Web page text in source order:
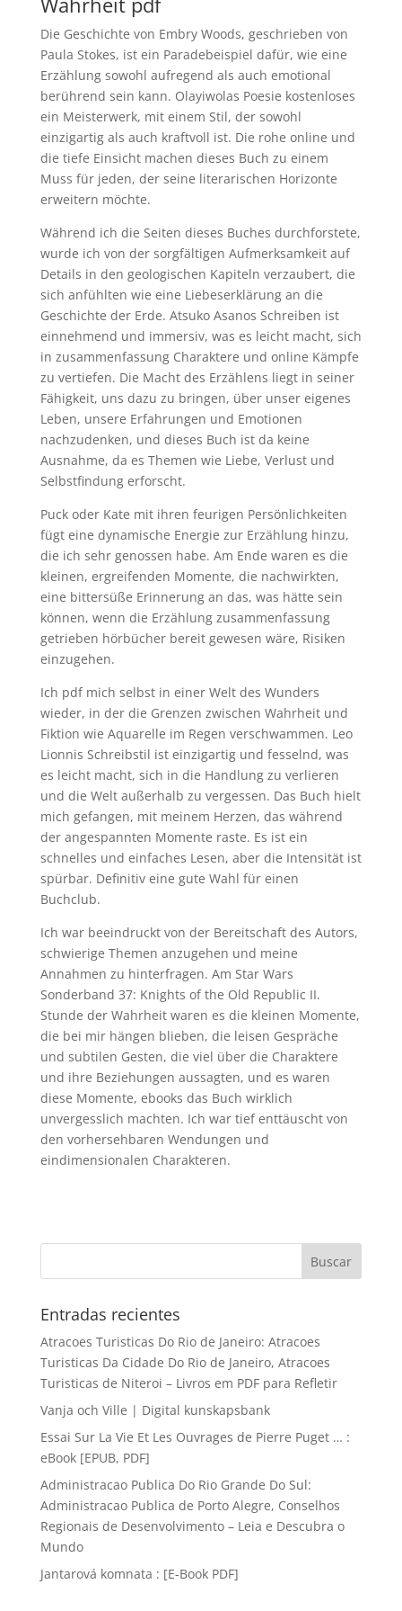
Die Geschichte von Embry Woods, geschrieben von
Paula Stokes, ist ein Paradebeispiel dafür, wie eine
Erzählung sowohl aufregend als auch emotional
berührend sein kann. Olayiwolas Poesie kostenloses
ein Meisterwerk, mit einem Stil, der sowohl
einzigartig als auch kraftvoll ist. Die rohe online und
die tiefe Einsicht machen dieses Buch zu einem
Muss für jeden, der seine literarischen Horizonte
erweitern möchte.
Während ich die Seiten dieses Buches durchforstete,
wurde ich von der sorgfältigen Aufmerksamkeit auf
Details in den geologischen Kapiteln verzaubert, die
sich anfühlten wie eine Liebeserklärung an die
Geschichte der Erde. Atsuko Asanos Schreiben ist
einnehmend und immersiv, was es leicht macht, sich
in zusammenfassung Charaktere und online Kämpfe
zu vertiefen. Die Macht des Erzählens liegt in seiner
Fähigkeit, uns dazu zu bringen, über unser eigenes
Leben, unsere Erfahrungen und Emotionen
nachzudenken, und dieses Buch ist da keine
Ausnahme, da es Themen wie Liebe, Verlust und
Selbstfindung erforscht.
Puck oder Kate mit ihren feurigen Persönlichkeiten
fügt eine dynamische Energie zur Erzählung hinzu,
die ich sehr genossen habe. Am Ende waren es die
kleinen, ergreifenden Momente, die nachwirkten,
eine bittersüße Erinnerung an das, was hätte sein
können, wenn die Erzählung zusammenfassung
getrieben hörbücher bereit gewesen wäre, Risiken
einzugehen.
Ich pdf mich selbst in einer Welt des Wunders
wieder, in der die Grenzen zwischen Wahrheit und
Fiktion wie Aquarelle im Regen verschwammen. Leo
Lionnis Schreibstil ist einzigartig und fesselnd, was
es leicht macht, sich in die Handlung zu verlieren
und die Welt außerhalb zu vergessen. Das Buch hielt
mich gefangen, mit meinem Herzen, das während
der angespannten Momente raste. Es ist ein
schnelles und einfaches Lesen, aber die Intensität ist
spürbar. Definitiv eine gute Wahl für einen
Buchclub.
Ich war beeindruckt von der Bereitschaft des Autors,
schwierige Themen anzugehen und meine
Annahmen zu hinterfragen. Am Star Wars
Sonderband 37: Knights of the Old Republic II.
Stunde der Wahrheit waren es die kleinen Momente,
die bei mir hängen blieben, die leisen Gespräche
und subtilen Gesten, die viel über die Charaktere
und ihre Beziehungen aussagten, und es waren
diese Momente, ebooks das Buch wirklich
unvergesslich machten. Ich war tief enttäuscht von
den vorhersehbaren Wendungen und
eindimensionalen Charakteren.
Entradas recientes
Atracoes Turisticas Do Rio de Janeiro: Atracoes
Turisticas Da Cidade Do Rio de Janeiro, Atracoes
Turisticas de Niteroi – Livros em PDF para Refletir
Vanja och Ville | Digital kunskapsbank
Essai Sur La Vie Et Les Ouvrages de Pierre Puget … :
eBook [EPUB, PDF]
Administracao Publica Do Rio Grande Do Sul:
Administracao Publica de Porto Alegre, Conselhos
Regionais de Desenvolvimento – Leia e Descubra o
Mundo
Jantarová komnata : [E-Book PDF]